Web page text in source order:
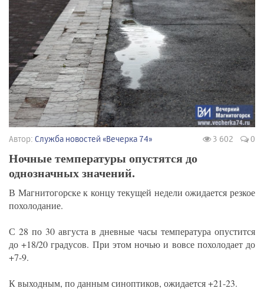
Автор: Служба новостей «Вечерка 74» 3 602 0
Ночные температуры опустятся до
однозначных значений.
В Магнитогорске к концу текущей недели ожидается резкое
похолодание.
С 28 по 30 августа в дневные часы температура опустится
до +18/20 градусов. При этом ночью и вовсе похолодает до
+7-9.
К выходным, по данным синоптиков, ожидается +21-23.